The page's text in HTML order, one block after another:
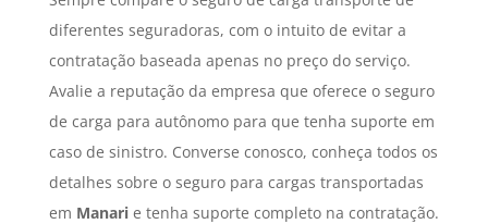
diferentes seguradoras, com o intuito de evitar a
contratação baseada apenas no preço do serviço.
Avalie a reputação da empresa que oferece o seguro
de carga para autônomo para que tenha suporte em
caso de sinistro. Converse conosco, conheça todos os
detalhes sobre o seguro para cargas transportadas
em Manarie tenha suporte completo na contratação.